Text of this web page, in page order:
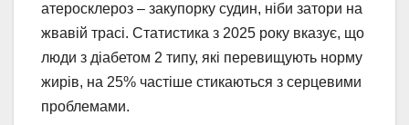
атеросклероз – закупорку судин, ніби затори на
жвавій трасі. Статистика з 2025 року вказує, що
люди з діабетом 2 типу, які перевищують норму
жирів, на 25% частіше стикаються з серцевими
проблемами.